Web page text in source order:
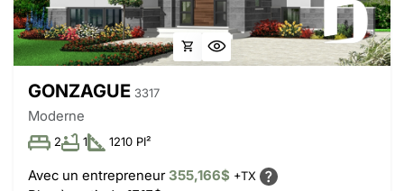
GONZAGUE 3317
Moderne
2 1 1210 PI²
Avec un entrepreneur355,166$ +TX